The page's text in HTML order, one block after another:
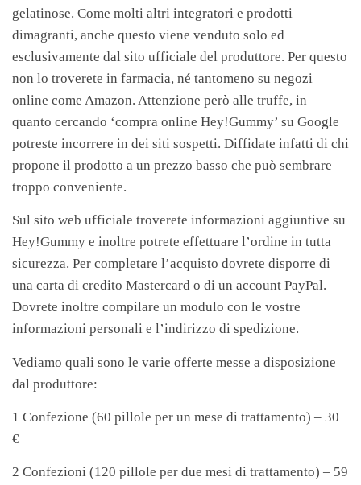
gelatinose. Come molti altri integratori e prodotti
dimagranti, anche questo viene venduto solo ed
esclusivamente dal sito ufficiale del produttore. Per questo
non lo troverete in farmacia, né tantomeno su negozi
online come Amazon. Attenzione però alle truffe, in
quanto cercando ‘compra online Hey!Gummy’ su Google
potreste incorrere in dei siti sospetti. Diffidate infatti di chi
propone il prodotto a un prezzo basso che può sembrare
troppo conveniente.
Sul sito web ufficiale troverete informazioni aggiuntive su
Hey!Gummy e inoltre potrete effettuare l’ordine in tutta
sicurezza. Per completare l’acquisto dovrete disporre di
una carta di credito Mastercard o di un account PayPal.
Dovrete inoltre compilare un modulo con le vostre
informazioni personali e l’indirizzo di spedizione.
Vediamo quali sono le varie offerte messe a disposizione
dal produttore:
1 Confezione (60 pillole per un mese di trattamento) – 30
€
2 Confezioni (120 pillole per due mesi di trattamento) – 59